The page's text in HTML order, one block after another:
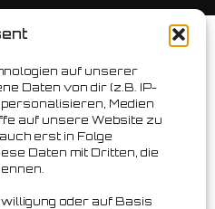
auf unserer
Daten von dir (z.B. IP-
Medien
auf unsere Website zu
erst in Folge
Daten mit Dritten, die
oder auf Basis